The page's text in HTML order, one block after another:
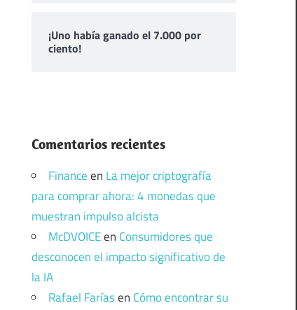
¡Uno había ganado el 7.000 por
ciento!
Comentarios recientes
Financeen La mejor criptografía
para comprar ahora: 4 monedas que
muestran impulso alcista
McDVOICEen Consumidores que
desconocen el impacto significativo de
la IA
Rafael Faríasen Cómo encontrar su